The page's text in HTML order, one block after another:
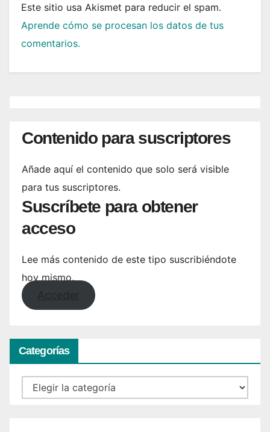
Este sitio usa Akismet para reducir el spam.
Aprende cómo se procesan los datos de tus
comentarios.
Contenido para suscriptores
Añade aquí el contenido que solo será visible
para tus suscriptores.
Suscríbete para obtener
acceso
Lee más contenido de este tipo suscribiéndote
hoy mismo.
Acceder
Categorías
Categorías